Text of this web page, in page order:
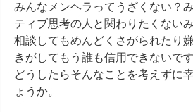
みんなメンヘラってうざくない？
ティブ思考の人と関わりたくない
相談してもめんどくさがられたり
きがしてもう誰も信用できないです
どうしたらそんなことを考えずに
ょうか。